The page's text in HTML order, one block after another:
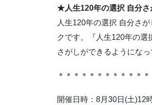
★人生120年の選択 自分さ
人生120年の選択 自分さ
クです。『人生120年の
さがしができるようにな
＊＊＊＊＊＊＊＊＊＊＊
開催日時：8月30日(土)12